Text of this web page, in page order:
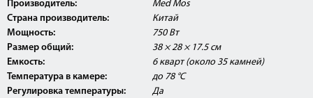
Производитель:
Med Mos
Страна производитель:
Китай
Мощность:
750 Вт
Размер общий:
38 × 28 × 17.5 см
Емкость:
6 кварт (около 35 камней)
Температура в камере:
до 78 °C
Регулировка температуры:
Да